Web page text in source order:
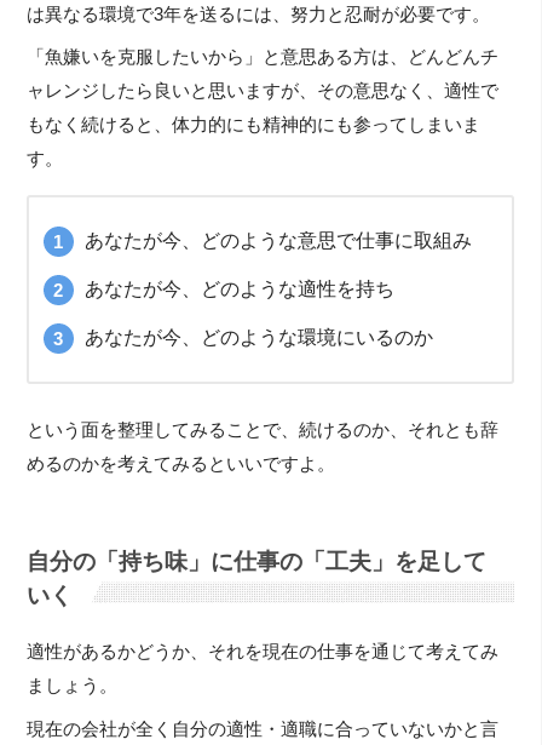
は異なる環境で3年を送るには、努力と忍耐が必要です。
「魚嫌いを克服したいから」と意思ある方は、どんどんチ
ャレンジしたら良いと思いますが、その意思なく、適性で
もなく続けると、体力的にも精神的にも参ってしまいま
す。
あなたが今、どのような意思で仕事に取組み
あなたが今、どのような適性を持ち
あなたが今、どのような環境にいるのか
という面を整理してみることで、続けるのか、それとも辞
めるのかを考えてみるといいですよ。
自分の「持ち味」に仕事の「工夫」を足して
いく
適性があるかどうか、それを現在の仕事を通じて考えてみ
ましょう。
現在の会社が全く自分の適性・適職に合っていないかと言